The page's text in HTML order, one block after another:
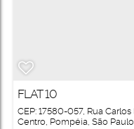
FLAT 10
CEP: 17580-057, Rua
Centro, Pompéia, São Paulo